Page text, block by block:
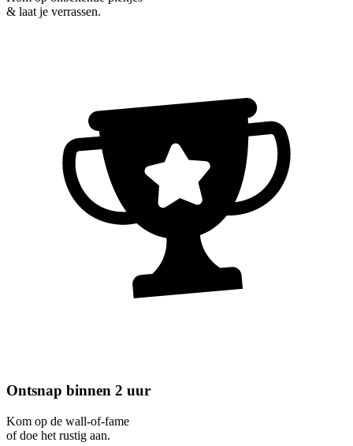
& laat je verrassen.
Ontsnap binnen 2 uur
Kom op de wall-of-fame
of doe het rustig aan.